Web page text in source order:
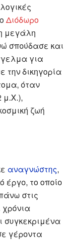
Διόδωρο
μεγάλη
σπούδασε και
για
την δικηγορία
όταν
μ.Χ.),
ζωή
αναγνώστης,
έργο, το οποίο
στις
συγκεκριμένα
γέροντα